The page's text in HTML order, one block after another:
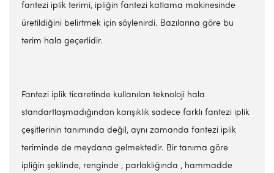
fantezi iplik terimi, ipliğin fantezi katlama makinesinde
üretildiğini belirtmek için söylenirdi. Bazılarına göre bu
terim hala geçerlidir.
Fantezi iplik ticaretinde kullanılan teknoloji hala
standartlaşmadığından karışıklık sadece farklı fantezi iplik
çeşitlerinin tanımında değil, aynı zamanda fantezi iplik
teriminde de meydana gelmektedir. Bir tanıma göre
ipliğin şeklinde, renginde , parlaklığında , hammadde